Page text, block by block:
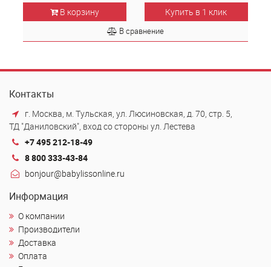
В корзину Купить в 1 клик
В сравнение
Контакты
г. Москва, м. Тульская, ул. Люсиновская, д. 70, стр. 5,
ТД "Даниловский", вход со стороны ул. Лестева
+7 495 212-18-49
8 800 333-43-84
bonjour@babylissonline.ru
Информация
О компании
Производители
Доставка
Оплата